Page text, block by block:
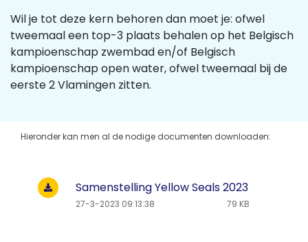
Wil je tot deze kern behoren dan moet je: ofwel
tweemaal een top-3 plaats behalen op het Belgisch
kampioenschap zwembad en/of Belgisch
kampioenschap open water, ofwel tweemaal bij de
eerste 2 Vlamingen zitten.
Hieronder kan men al de nodige documenten downloaden:
Samenstelling Yellow Seals 2023
27-3-2023 09:13:38 79 KB